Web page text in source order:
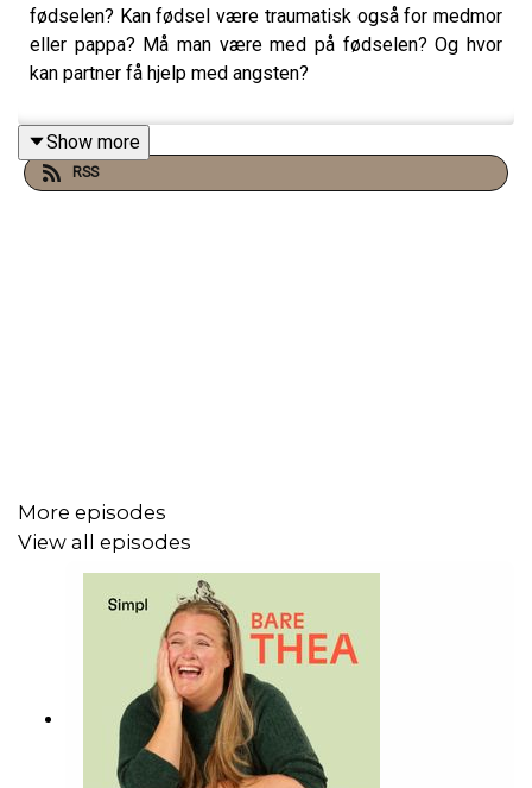
fødselen? Kan fødsel være traumatisk også for medmor
eller pappa? Må man være med på fødselen? Og hvor
kan partner få hjelp med angsten?
Show more
RSS
More episodes
View all episodes